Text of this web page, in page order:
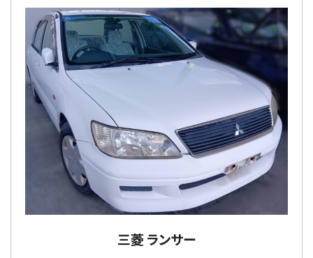
三菱 ランサー